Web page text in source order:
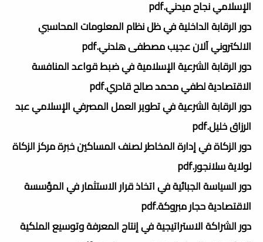
الإسلامي نجاح ميدني.pdf
دور الرقابة الداخلية في ظل نظام المعلومات المحاسبي
الالكتروني آلان عجيب مصطفى هلدني.pdf
دور الرقابة الشرعية الإسلامية في ضبط قواعد المنافسة
الاقتصادية لطفي محمد صالح قادري.pdf
دور الرقابة الشرعية في تطوير العمل المصرفي الإسلامي عبد
الرزاق خليل.pdf
دور الزكاة في إدارة المخاطر لصنف المساكين خبرة مركز الزكاة
لولاية سلانجور.pdf
دور السياسة الجبائية في اتخاذ قرار الاستثمار في المؤسسة
الاقتصادية حجار مبروكة.pdf
دور الشراكة الاستراتيجية في إنتاج المعرفة وتوسيع الملكية